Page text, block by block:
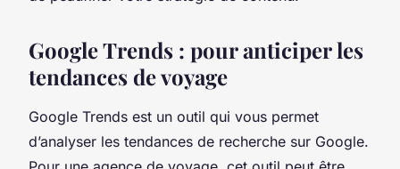
Google Trends : pour anticiper les
tendances de voyage
Google Trends est un outil qui vous permet
d’analyser les tendances de recherche sur Google.